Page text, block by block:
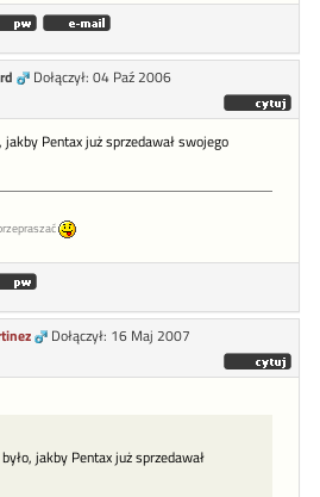
Dołączył: 04 Paź 2006
Pentax już sprzedawał swojego
Dołączył: 16 Maj 2007
jakby Pentax już sprzedawał